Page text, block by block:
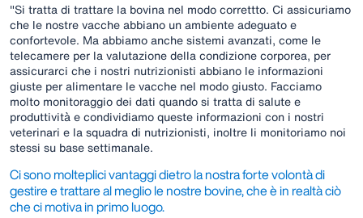
"Si tratta di trattare la bovina nel modo correttto. Ci assicuriamo
che le nostre vacche abbiano un ambiente adeguato e
confortevole. Ma abbiamo anche sistemi avanzati, come le
telecamere per la valutazione della condizione corporea, per
assicurarci che i nostri nutrizionisti abbiano le informazioni
giuste per alimentare le vacche nel modo giusto. Facciamo
molto monitoraggio dei dati quando si tratta di salute e
produttività e condividiamo queste informazioni con i nostri
veterinari e la squadra di nutrizionisti, inoltre li monitoriamo noi
stessi su base settimanale.
Ci sono molteplici vantaggi dietro la nostra forte volontà di
gestire e trattare al meglio le nostre bovine, che è in realtà ciò
che ci motiva in primo luogo.